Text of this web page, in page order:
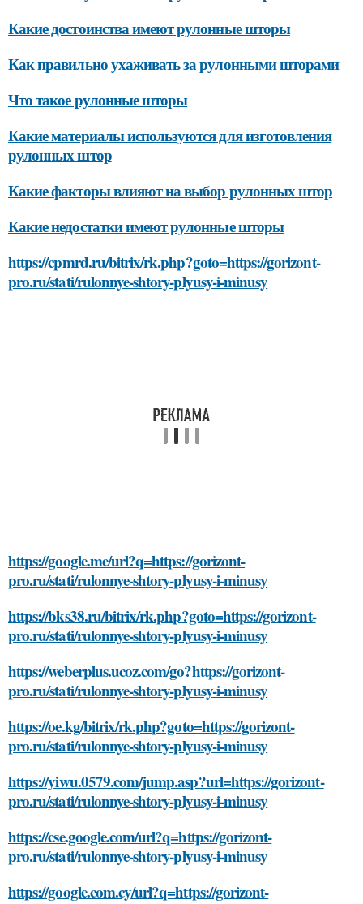
Какие достоинства имеют рулонные шторы
Как правильно ухаживать за рулонными шторами
Что такое рулонные шторы
Какие материалы используются для изготовления
рулонных штор
Какие факторы влияют на выбор рулонных штор
Какие недостатки имеют рулонные шторы
https://cpmrd.ru/bitrix/rk.php?goto=https://gorizont-
pro.ru/stati/rulonnye-shtory-plyusy-i-minusy
https://google.me/url?q=https://gorizont-
pro.ru/stati/rulonnye-shtory-plyusy-i-minusy
https://bks38.ru/bitrix/rk.php?goto=https://gorizont-
pro.ru/stati/rulonnye-shtory-plyusy-i-minusy
https://weberplus.ucoz.com/go?https://gorizont-
pro.ru/stati/rulonnye-shtory-plyusy-i-minusy
https://oe.kg/bitrix/rk.php?goto=https://gorizont-
pro.ru/stati/rulonnye-shtory-plyusy-i-minusy
https://yiwu.0579.com/jump.asp?url=https://gorizont-
pro.ru/stati/rulonnye-shtory-plyusy-i-minusy
https://cse.google.com/url?q=https://gorizont-
pro.ru/stati/rulonnye-shtory-plyusy-i-minusy
https://google.com.cy/url?q=https://gorizont-